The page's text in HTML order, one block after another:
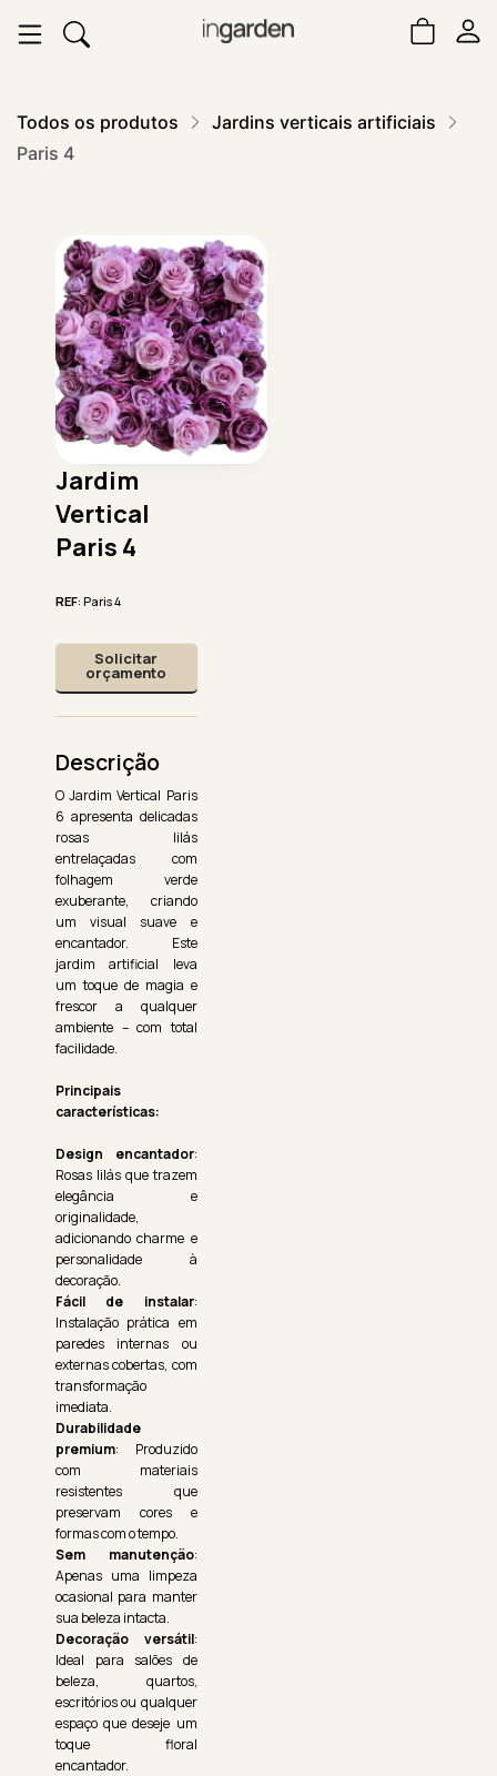
Todos os produtos
Jardins verticais artificiais
Paris 4
Jardim
Vertical
Paris 4
REF: Paris 4
Solicitar
orçamento
Descrição
O Jardim Vertical Paris
6 apresenta delicadas
rosas lilás
entrelaçadas com
folhagem verde
exuberante, criando
um visual suave e
encantador. Este
jardim artificial leva
um toque de magia e
frescor a qualquer
ambiente – com total
facilidade.
Principais
características:
Design encantador:
Rosas lilás que trazem
elegância e
originalidade,
adicionando charme e
personalidade à
decoração.
Fácil de instalar:
Instalação prática em
paredes internas ou
externas cobertas, com
transformação
imediata.
Durabilidade
premium: Produzido
com materiais
resistentes que
preservam cores e
formas com o tempo.
Sem manutenção:
Apenas uma limpeza
ocasional para manter
sua beleza intacta.
Decoração versátil:
Ideal para salões de
beleza, quartos,
escritórios ou qualquer
espaço que deseje um
toque floral
encantador.